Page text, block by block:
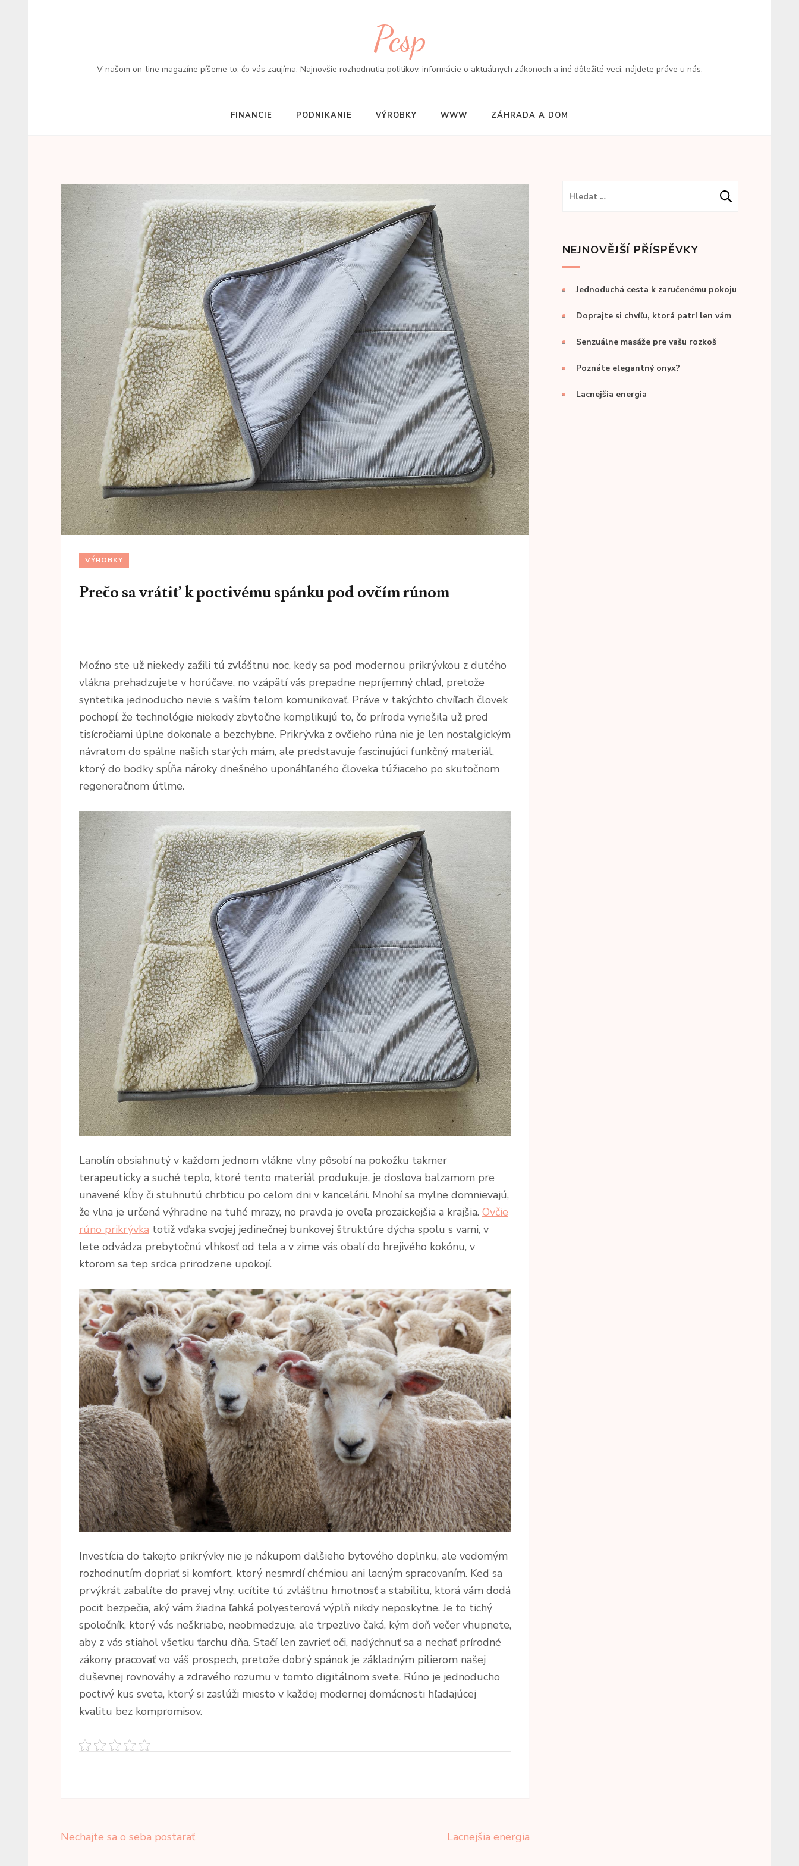
Pcsp
V našom on-line magazíne píšeme to, čo vás zaujíma. Najnovšie rozhodnutia politikov, informácie o aktuálnych zákonoch a iné dôležité veci, nájdete práve u nás.
FINANCIE PODNIKANIE VÝROBKY WWW ZÁHRADA A DOM
VÝROBKY
Prečo sa vrátiť k poctivému spánku pod ovčím rúnom
Možno ste už niekedy zažili tú zvláštnu noc, kedy sa pod modernou prikrývkou z dutého
vlákna prehadzujete v horúčave, no vzápätí vás prepadne nepríjemný chlad, pretože
syntetika jednoducho nevie s vaším telom komunikovať. Práve v takýchto chvíľach človek
pochopí, že technológie niekedy zbytočne komplikujú to, čo príroda vyriešila už pred
tisícročiami úplne dokonale a bezchybne. Prikrývka z ovčieho rúna nie je len nostalgickým
návratom do spálne našich starých mám, ale predstavuje fascinujúci funkčný materiál,
ktorý do bodky spĺňa nároky dnešného uponáhľaného človeka túžiaceho po skutočnom
regeneračnom útlme.
Lanolín obsiahnutý v každom jednom vlákne vlny pôsobí na pokožku takmer
terapeuticky a suché teplo, ktoré tento materiál produkuje, je doslova balzamom pre
unavené kĺby či stuhnutú chrbticu po celom dni v kancelárii. Mnohí sa mylne domnievajú,
že vlna je určená výhradne na tuhé mrazy, no pravda je oveľa prozaickejšia a krajšia. Ovčie
rúno prikrývka totiž vďaka svojej jedinečnej bunkovej štruktúre dýcha spolu s vami, v
lete odvádza prebytočnú vlhkosť od tela a v zime vás obalí do hrejivého kokónu, v
ktorom sa tep srdca prirodzene upokojí.
Investícia do takejto prikrývky nie je nákupom ďalšieho bytového doplnku, ale vedomým
rozhodnutím dopriať si komfort, ktorý nesmrdí chémiou ani lacným spracovaním. Keď sa
prvýkrát zabalíte do pravej vlny, ucítite tú zvláštnu hmotnosť a stabilitu, ktorá vám dodá
pocit bezpečia, aký vám žiadna ľahká polyesterová výplň nikdy neposkytne. Je to tichý
spoločník, ktorý vás neškriabe, neobmedzuje, ale trpezlivo čaká, kým doň večer vhupnete,
aby z vás stiahol všetku ťarchu dňa. Stačí len zavrieť oči, nadýchnuť sa a nechať prírodné
zákony pracovať vo váš prospech, pretože dobrý spánok je základným pilierom našej
duševnej rovnováhy a zdravého rozumu v tomto digitálnom svete. Rúno je jednoducho
poctivý kus sveta, ktorý si zaslúži miesto v každej modernej domácnosti hľadajúcej
kvalitu bez kompromisov.
Navigace
Nechajte sa o seba postarať Lacnejšia energia
Vyhledávání
NEJNOVĚJŠÍ PŘÍSPĚVKY
Jednoduchá cesta k zaručenému pokoju
Doprajte si chvíľu, ktorá patrí len vám
Senzuálne masáže pre vašu rozkoš
Poznáte elegantný onyx?
Lacnejšia energia